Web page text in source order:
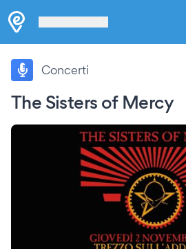
The Sisters of Mercy
Concerti